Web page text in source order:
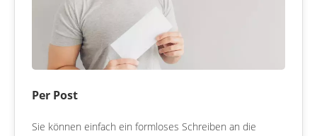
Per Post
Sie können einfach ein formloses Schreiben an die